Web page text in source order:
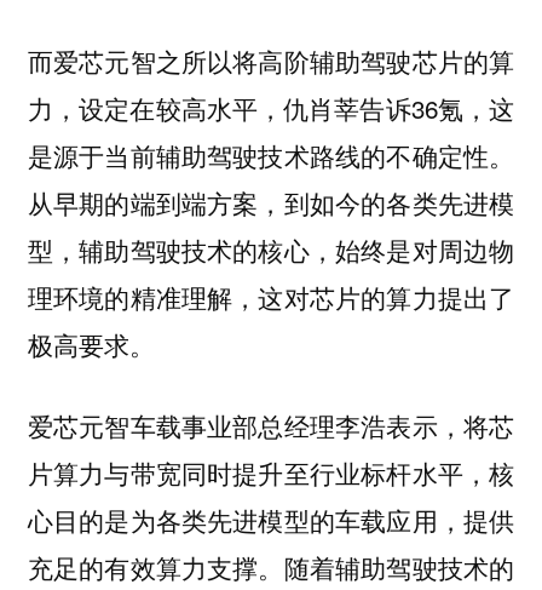
而爱芯元智之所以将高阶辅助驾驶芯片的算
力，设定在较高水平，仇肖莘告诉36氪，这
是源于当前辅助驾驶技术路线的不确定性。
从早期的端到端方案，到如今的各类先进模
型，辅助驾驶技术的核心，始终是对周边物
理环境的精准理解，这对芯片的算力提出了
极高要求。
爱芯元智车载事业部总经理李浩表示，将芯
片算力与带宽同时提升至行业标杆水平，核
心目的是为各类先进模型的车载应用，提供
充足的有效算力支撑。随着辅助驾驶技术的